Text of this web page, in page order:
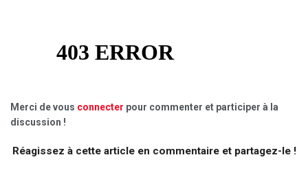
Merci de vous connecter pour commenter et participer à la
discussion !
Réagissez à cette article en commentaire et partagez-le !